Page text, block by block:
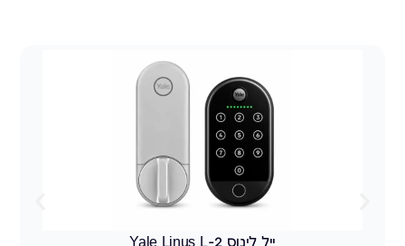
ייל לינוס Yale Linus L-2